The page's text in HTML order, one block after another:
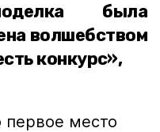
была
волшебством
конкурс»,
место